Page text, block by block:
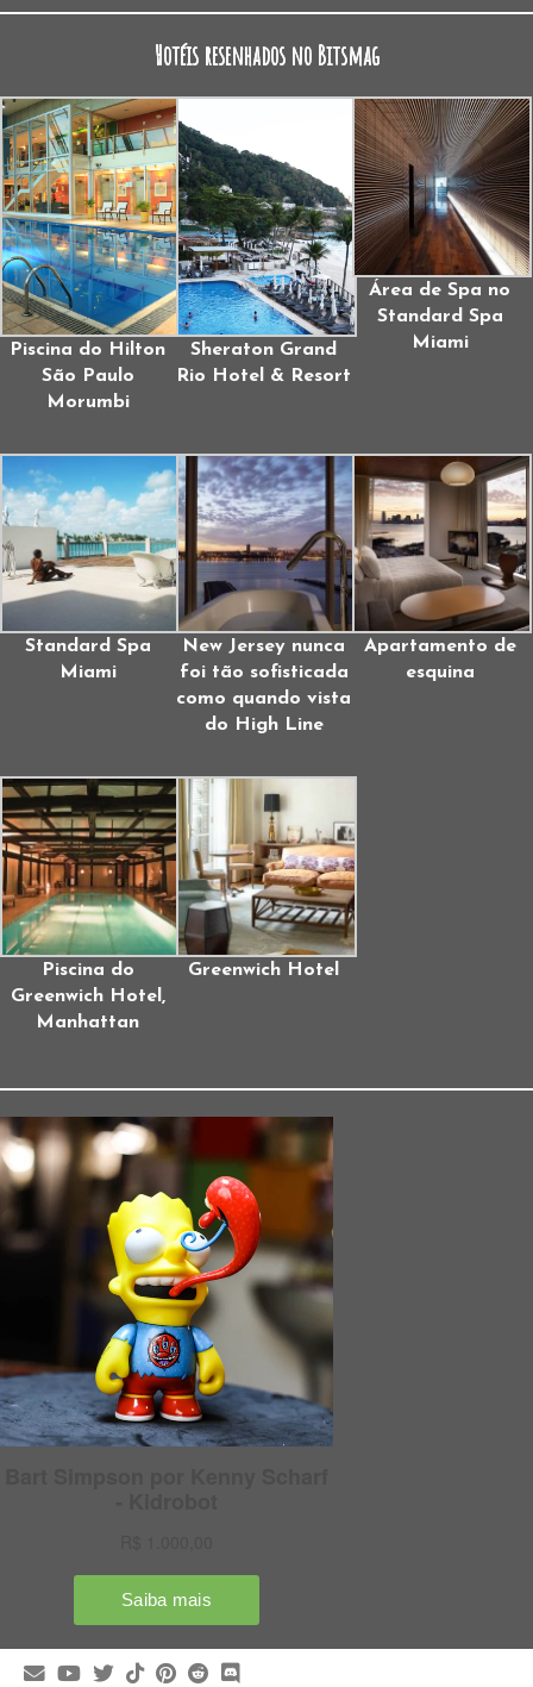
Hotéis resenhados no Bitsmag
Piscina do Hilton
São Paulo
Morumbi
Sheraton Grand
Rio Hotel & Resort
Área de Spa no
Standard Spa
Miami
Standard Spa
Miami
New Jersey nunca
foi tão sofisticada
como quando vista
do High Line
Apartamento de
esquina
Piscina do
Greenwich Hotel,
Manhattan
Greenwich Hotel